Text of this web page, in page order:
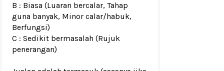
B : Biasa (Luaran bercalar, Tahap
guna banyak, Minor calar/habuk,
Berfungsi)
C : Sedikit bermasalah (Rujuk
penerangan)